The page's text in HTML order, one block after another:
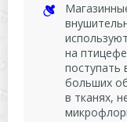
на
больших
в тканях,